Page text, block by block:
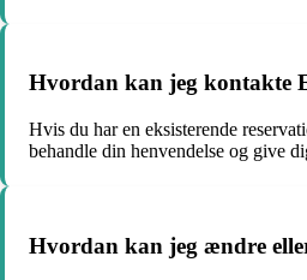
Hvordan kan jeg kontakte
Hvis du har en eksisterende
behandle din henvendelse og give
Hvordan kan jeg ændre